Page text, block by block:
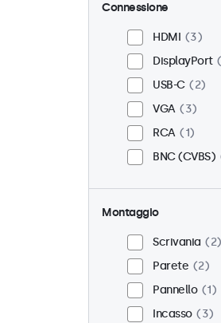
Connessione
HDMI
3
DisplayPort
USB-C
2
VGA
3
RCA
1
BNC (CVBS)
Montaggio
Scrivania
2
Parete
2
Pannello
1
Incasso
3